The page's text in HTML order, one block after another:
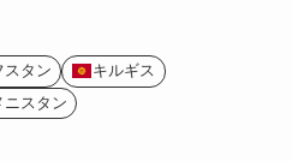
スタン
キルギス
ニスタン